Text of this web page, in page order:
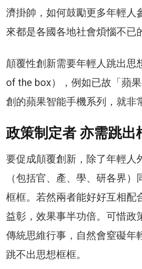
濟掛帥，如何鼓勵更多年輕人
來都是各國各地社會煩惱不已
顛覆性創新需要年輕人跳出思
of the box），例如已故「蘋
創的蘋果智能手機系列，就非
政策制定者 亦需跳出
要促成顛覆創新，除了年輕人
（包括官、產、學、研各界
框框。若然兩者能好好互相配
益彰，效果事半功倍。可惜政
傳統思維行事，自然會窒礙年
跳不出思想框框。